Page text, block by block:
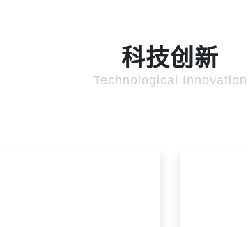
科技创新
Technological Innovation